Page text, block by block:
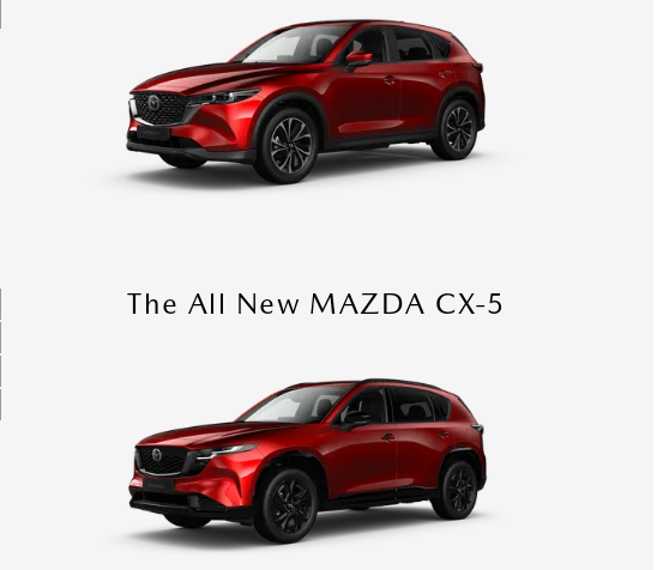
The All New MAZDA CX-5